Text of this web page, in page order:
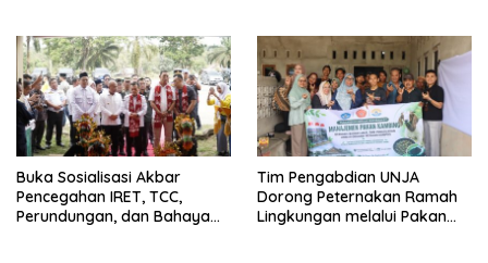
Buka Sosialisasi Akbar
Pencegahan IRET, TCC,
Perundungan, dan Bahaya
Tim Pengabdian UNJA
Dorong Peternakan Ramah
Lingkungan melalui Pakan